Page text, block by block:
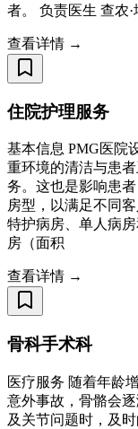
者。 负责医生 查农·
查看详情 →
住院护理服务
基本信息 PMG医院
重环境的清洁与患
务。这也是影响患
房型，以满足不同
特护病房、单人病
房（面积
查看详情 →
骨科手术科
医疗服务 随着年龄
意外事故，骨骼会
及关节问题时，及